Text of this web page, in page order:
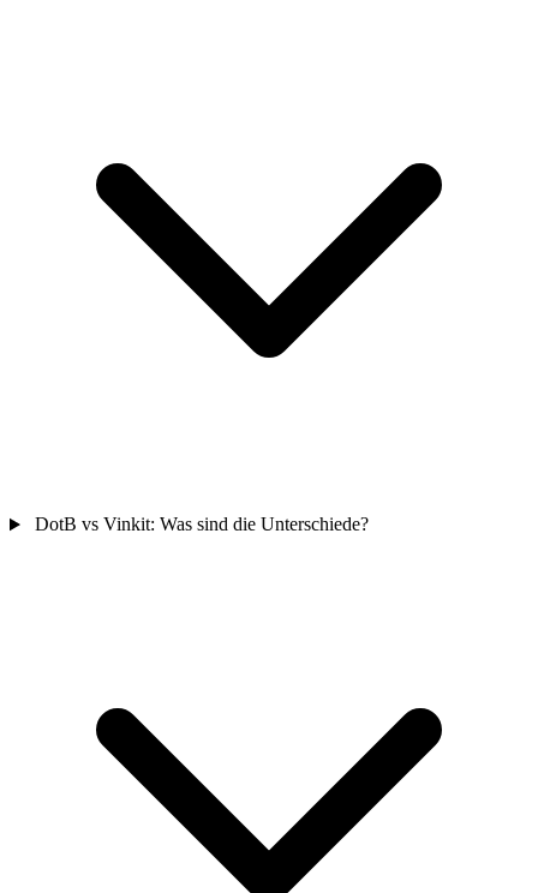
DotB vs Vinkit: Was sind die Unterschiede?